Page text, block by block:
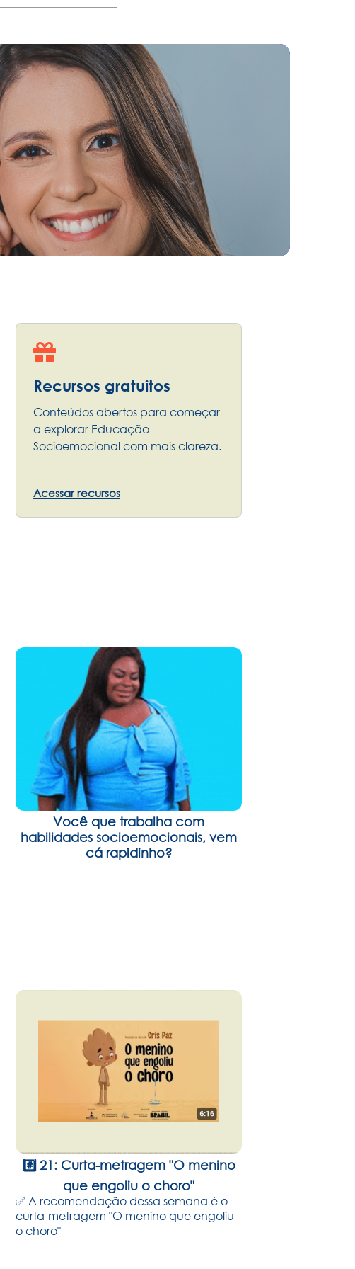
Recursos gratuitos
Conteúdos abertos para começar
a explorar Educação
Socioemocional com mais clareza.
Acessar recursos
Você que trabalha com
habilidades socioemocionais, vem
cá rapidinho?
#️⃣ 21: Curta-metragem "O menino
que engoliu o choro"
✅ A recomendação dessa semana é o
curta-metragem "O menino que engoliu
o choro"